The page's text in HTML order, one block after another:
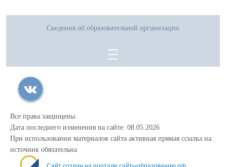
Сведения об образовательной организации
Все права защищены.
Дата последнего изменения на сайте: 08.05.2026
При использовании материалов сайта активная прямая ссылка на
источник обязательна